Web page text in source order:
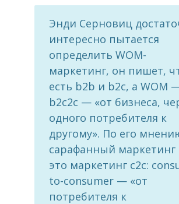
Энди Серновиц
интересно пытается
определить WOM-
маркетинг, он пишет,
есть b2b и b2c, а WOM
b2с2с — «от бизнеса,
одного потребителя к
другому». По его
сарафанный
это маркетинг с2с:
to-consumer — «от
потребителя к